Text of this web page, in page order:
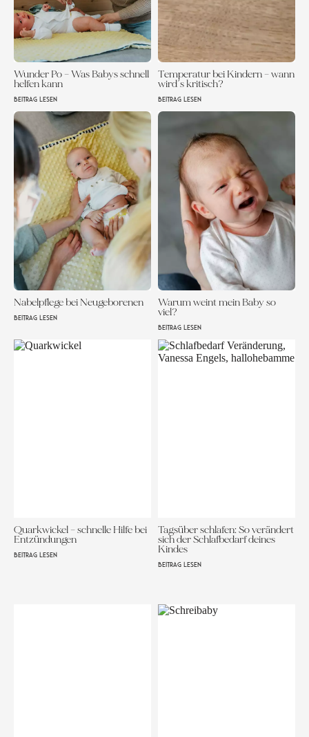
Wunder Po – Was Babys schnell
helfen kann
BEITRAG LESEN
Temperatur bei Kindern – wann
wird´s kritisch?
BEITRAG LESEN
Nabelpflege bei Neugeborenen
BEITRAG LESEN
Warum weint mein Baby so
viel?
BEITRAG LESEN
Quarkwickel – schnelle Hilfe bei
Entzündungen
BEITRAG LESEN
Tagsüber schlafen: So verändert
sich der Schlafbedarf deines
Kindes
BEITRAG LESEN